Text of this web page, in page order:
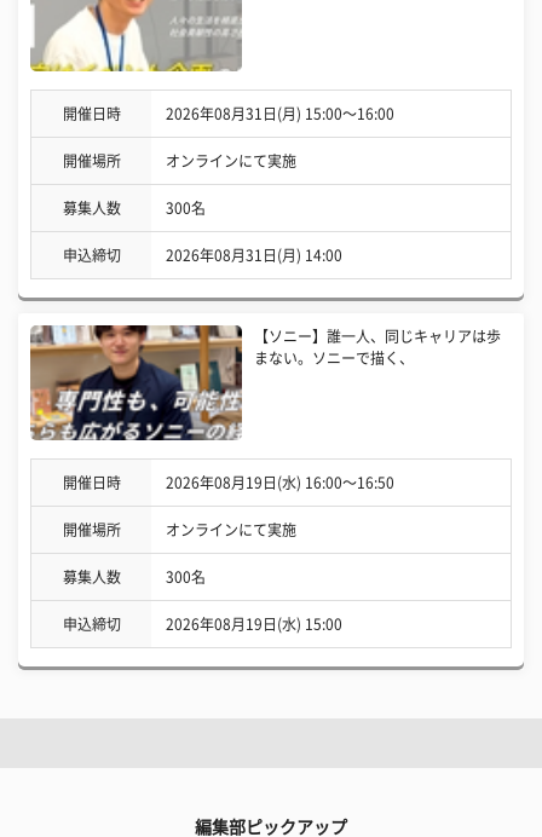
開催日時 2026年08月31日(月) 15:00〜16:00
開催場所 オンラインにて実施
募集人数 300名
申込締切 2026年08月31日(月) 14:00
【ソニー】誰一人、同じキャリアは歩
まない。ソニーで描く、
開催日時 2026年08月19日(水) 16:00〜16:50
開催場所 オンラインにて実施
募集人数 300名
申込締切 2026年08月19日(水) 15:00
編集部ピックアップ